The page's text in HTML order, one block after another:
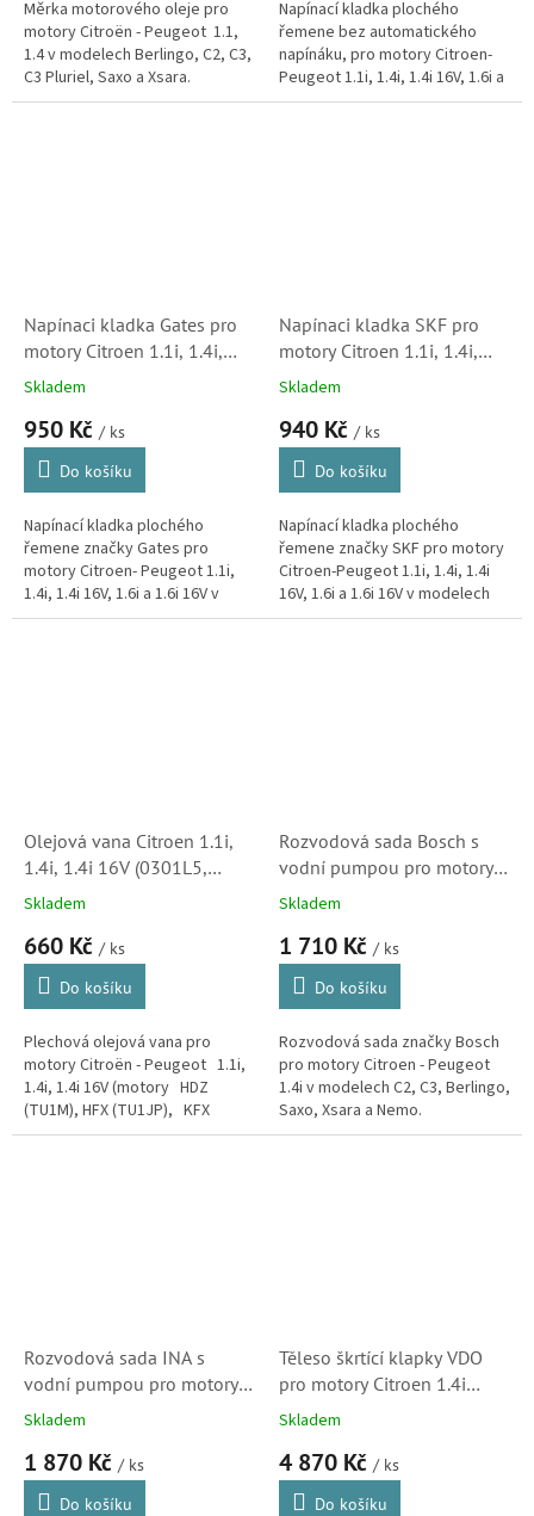
Měrka motorového oleje pro
motory Citroën - Peugeot 1.1,
1.4 v modelech Berlingo, C2, C3,
C3 Pluriel, Saxo a Xsara.
Napínací kladka plochého
řemene bez automatického
napínáku, pro motory Citroen-
Peugeot 1.1i, 1.4i, 1.4i 16V, 1.6i a
1.6i 16V v modelech C2, C3, C3
Napínaci kladka Gates pro
motory Citroen 1.1i, 1.4i,
1.6i, 1.6i 16V (5751C3,
Skladem
950 Kč / ks
Do košíku
Napínací kladka plochého
řemene značky Gates pro
motory Citroen- Peugeot 1.1i,
1.4i, 1.4i 16V, 1.6i a 1.6i 16V v
modelech C2, C3, C3 Pluriel a C4.
Napínaci kladka SKF pro
motory Citroen 1.1i, 1.4i,
1.6i, 1.6i 16V (5751C3,
Skladem
940 Kč / ks
Do košíku
Napínací kladka plochého
řemene značky SKF pro motory
Citroen-Peugeot 1.1i, 1.4i, 1.4i
16V, 1.6i a 1.6i 16V v modelech
C2, C3, C3 Pluriel a C4. Značka
Olejová vana Citroen 1.1i,
1.4i, 1.4i 16V (0301L5,
0301L6, 10000056)
Skladem
660 Kč / ks
Do košíku
Plechová olejová vana pro
motory Citroën - Peugeot 1.1i,
1.4i, 1.4i 16V (motory HDZ
(TU1M), HFX (TU1JP), KFX
(TU3JP), KFW (TU3JP) KFU
Rozvodová sada Bosch s
vodní pumpou pro motory
Citroen 1.4i v C2, C3,
Nemo (1987948725,
1609525180, 1987946934)
Skladem
1 710 Kč / ks
Do košíku
Rozvodová sada značky Bosch
pro motory Citroen - Peugeot
1.4i v modelech C2, C3, Berlingo,
Saxo, Xsara a Nemo.
Sada obsahuje ozubený řemen,
Rozvodová sada INA s
vodní pumpou pro motory
Citroen 1.4i v C2, C3,
Nemo (530033530,
1609525180)
Skladem
1 870 Kč / ks
Do košíku
Těleso škrtící klapky VDO
pro motory Citroen 1.4i
(408239821001Z, 1635R8,
821-001Z)
Skladem
4 870 Kč / ks
Do košíku